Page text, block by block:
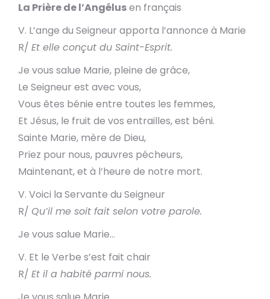
La Prière de l’Angélusen français
V. L’ange du Seigneur apporta l’annonce à Marie
R/ Et elle conçut du Saint-Esprit.
Je vous salue Marie, pleine de grâce,
Le Seigneur est avec vous,
Vous êtes bénie entre toutes les femmes,
Et Jésus, le fruit de vos entrailles, est béni.
Sainte Marie, mère de Dieu,
Priez pour nous, pauvres pécheurs,
Maintenant, et à l’heure de notre mort.
V. Voici la Servante du Seigneur
R/ Qu’il me soit fait selon votre parole.
Je vous salue Marie…
V. Et le Verbe s’est fait chair
R/ Et il a habité parmi nous.